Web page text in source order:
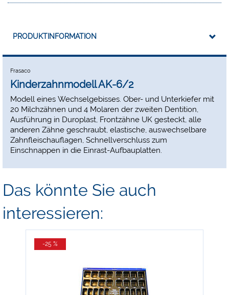
PRODUKTINFORMATION
Frasaco
Kinderzahnmodell AK-6/2
Modell eines Wechselgebisses. Ober- und Unterkiefer mit
20 Milchzähnen und 4 Molaren der zweiten Dentition,
Ausführung in Duroplast, Frontzähne UK gesteckt, alle
anderen Zähne geschraubt, elastische, auswechselbare
Zahnfleischauflagen, Schnellverschluss zum
Einschnappen in die Einrast-Aufbauplatten.
Das könnte Sie auch
interessieren:
-25 %